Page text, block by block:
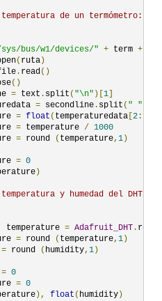
de un termómetro:
bus/w1/devices/" + term +
( ruta )
. read()
()
= text . split ( "\n" )[1
= secondline . split ( " "
= float ( temperaturedata [2 :])
= temperature / 1000
= round ( temperature,1 )
= 0
)
y humedad del DHT22:
temperature = Adafruit_DHT .
= round ( temperature,1 )
= round ( humidity,1 )
= 0
= 0
), float ( humidity )